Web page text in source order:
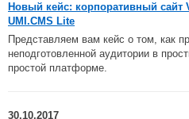
Новый кейс: корпоративный сайт
UMI.CMS Lite
Представляем вам кейс о том, как
неподготовленной аудитории в
простой платформе.
30.10.2017